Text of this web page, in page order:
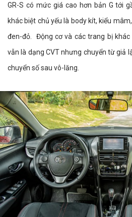
GR-S có mức giá cao hơn bản G tới
khác biệt chủ yếu là body kít, kiểu
đen-đỏ. Động cơ và các trang bị khác
vẫn là dạng CVT nhưng chuyển từ giả
chuyển số sau vô-lăng.